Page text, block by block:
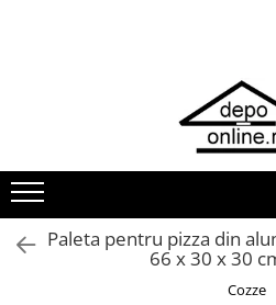
Grătare barbeque din fontă
România
Grătare tehnice din fontă
Vase de gătit din fontă România
Paleta pentru pizza din
66 x 30 x 30
Cozze